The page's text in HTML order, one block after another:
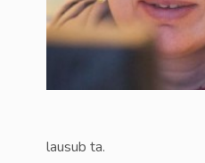
lausub ta.